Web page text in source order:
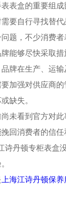
盒的重要组成
要自行寻找替
，不少消费者
能够尽快采取措
在生产、运输
加强对供应商
缺失。
看到官方对此
回消费者的信
丹顿专柜表盒没
上海江诗丹顿保